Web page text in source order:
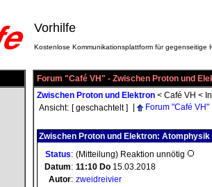
Vorhilfe
Kostenlose Kommunikationsplattform für gegenseitige
Forum "Café VH" - Zwischen Proton und
Zwischen Proton und Elektron < Café VH <
Ansicht: [ geschachtelt ] Forum "Café VH"
Zwischen Proton und Elektron: Atomphysik
Status: (Mitteilung) Reaktion unnötig
Datum: 11:10 Do 15.03.2018
Autor: zweidreivier